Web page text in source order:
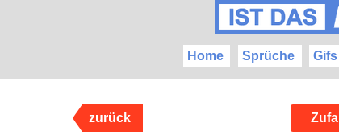
Home Sprüche Gifs
zurück Zufall